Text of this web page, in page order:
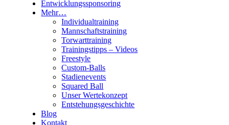
Entwicklungssponsoring
Mehr…
Individualtraining
Mannschaftstraining
Torwarttraining
Trainingstipps – Videos
Freestyle
Custom-Balls
Stadienevents
Squared Ball
Unser Wertekonzept
Entstehungsgeschichte
Blog
Kontakt